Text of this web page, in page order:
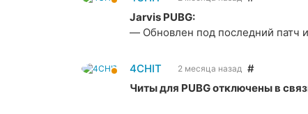
Jarvis PUBG:
— Обновлен под последний патч
4CHIT 2 месяца назад #
Читы для PUBG отключены в